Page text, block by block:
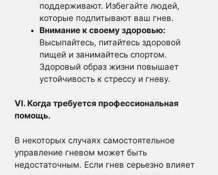
поддерживают. Избегайте людей,
которые подпитывают ваш гнев.
Внимание к своему здоровью:
Высыпайтесь, питайтесь здоровой
пищей и занимайтесь спортом.
Здоровый образ жизни повышает
устойчивость к стрессу и гневу.
VI. Когда требуется профессиональная
помощь.
В некоторых случаях самостоятельное
управление гневом может быть
недостаточным. Если гнев серьезно влияет